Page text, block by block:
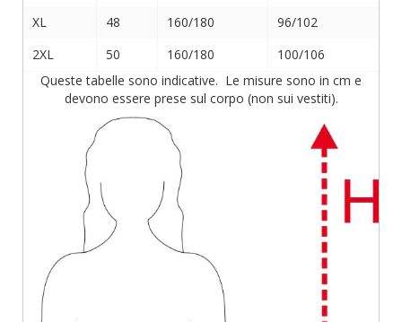
XL
48 160/180
96/102
2XL
50 160/180
100/106
Queste tabelle sono indicative. Le misure sono in cm e
devono essere prese sul corpo (non sui vestiti).